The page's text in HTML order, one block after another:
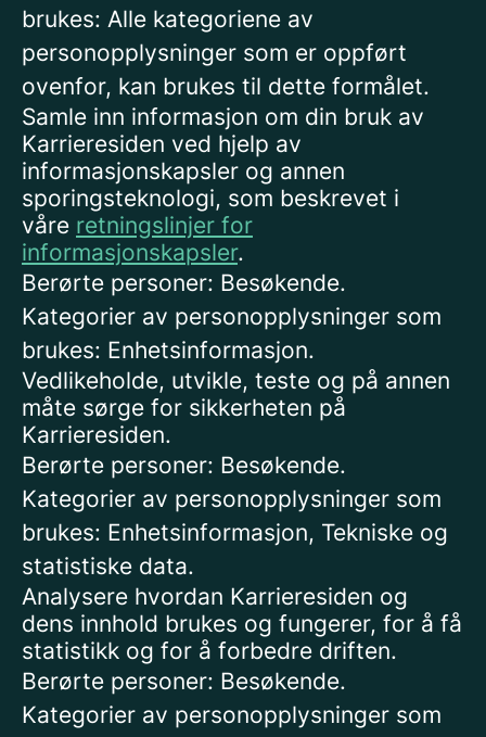
brukes: Alle kategoriene av
personopplysninger som er oppført
ovenfor, kan brukes til dette formålet.
Samle inn informasjon om din bruk av
Karrieresiden ved hjelp av
informasjonskapsler og annen
sporingsteknologi, som beskrevet i
våre retningslinjer for
informasjonskapsler.
Berørte personer: Besøkende.
Kategorier av personopplysninger som
brukes: Enhetsinformasjon.
Vedlikeholde, utvikle, teste og på annen
måte sørge for sikkerheten på
Karrieresiden.
Berørte personer: Besøkende.
Kategorier av personopplysninger som
brukes: Enhetsinformasjon, Tekniske og
statistiske data.
Analysere hvordan Karrieresiden og
dens innhold brukes og fungerer, for å få
statistikk og for å forbedre driften.
Berørte personer: Besøkende.
Kategorier av personopplysninger som